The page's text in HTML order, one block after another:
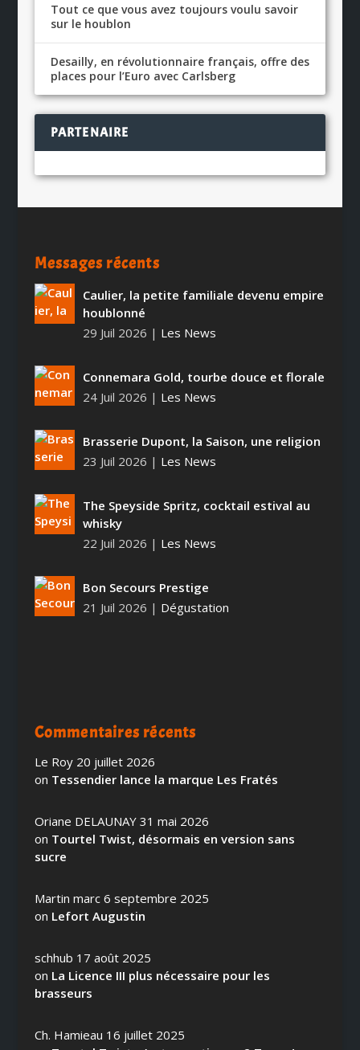
Tout ce que vous avez toujours voulu savoir
sur le houblon
Desailly, en révolutionnaire français, offre des
places pour l’Euro avec Carlsberg
PARTENAIRE
Messages récents
Caulier, la petite familiale devenu empire
houblonné
29 Juil 2026 | Les News
Connemara Gold, tourbe douce et florale
24 Juil 2026 | Les News
Brasserie Dupont, la Saison, une religion
23 Juil 2026 | Les News
The Speyside Spritz, cocktail estival au
whisky
22 Juil 2026 | Les News
Bon Secours Prestige
21 Juil 2026 | Dégustation
Commentaires récents
Le Roy 20 juillet 2026
on Tessendier lance la marque Les Fratés
Oriane DELAUNAY 31 mai 2026
on Tourtel Twist, désormais en version sans
sucre
Martin marc 6 septembre 2025
on Lefort Augustin
schhub 17 août 2025
on La Licence III plus nécessaire pour les
brasseurs
Ch. Hamieau 16 juillet 2025